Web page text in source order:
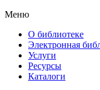
Меню
О библиотеке
Электронная
Услуги
Ресурсы
Каталоги